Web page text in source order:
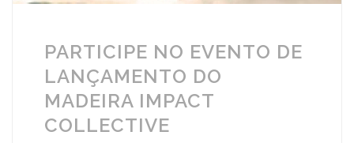
PARTICIPE NO EVENTO DE
LANÇAMENTO DO
MADEIRA IMPACT
COLLECTIVE